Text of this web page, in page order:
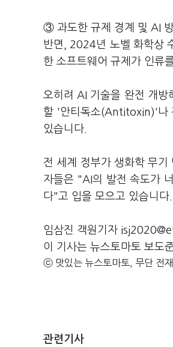
③ 과도한 규제 경계 및 AI
반면, 2024년 노벨 화학상
한 소프트웨어 규제가 인류
오히려 AI 기술을 완전 개방
할 '안티독소(Antitoxin)'나
있습니다.
전 세계 정부가 생화학 무
자들은 "AI의 발전 속도가
다"고 입을 모으고 있습니다.
임삼진 객원기자
이 기사는 뉴스토마토 보도
ⓒ 맛있는 뉴스토마토, 무단 전
관련기사